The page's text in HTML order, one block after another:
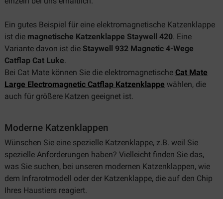
Ein gutes Beispiel für eine elektromagnetische Katzenklappe
ist die magnetische Katzenklappe Staywell 420. Eine
Variante davon ist die Staywell 932 Magnetic 4-Wege
Catflap Cat Luke.
Bei Cat Mate können Sie die elektromagnetische Cat Mate
Large Electromagnetic Catflap Katzenklappe wählen, die
auch für größere Katzen geeignet ist.
Moderne Katzenklappen
Wünschen Sie eine spezielle Katzenklappe, z.B. weil Sie
spezielle Anforderungen haben? Vielleicht finden Sie das,
was Sie suchen, bei unseren modernen Katzenklappen, wie
dem Infrarotmodell oder der Katzenklappe, die auf den Chip
Ihres Haustiers reagiert.